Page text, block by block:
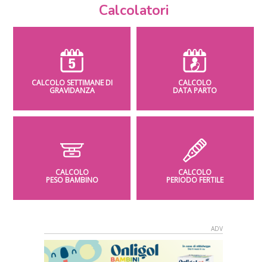
Calcolatori
CALCOLO SETTIMANE DI
GRAVIDANZA
CALCOLO
DATA PARTO
CALCOLO
PESO BAMBINO
CALCOLO
PERIODO FERTILE